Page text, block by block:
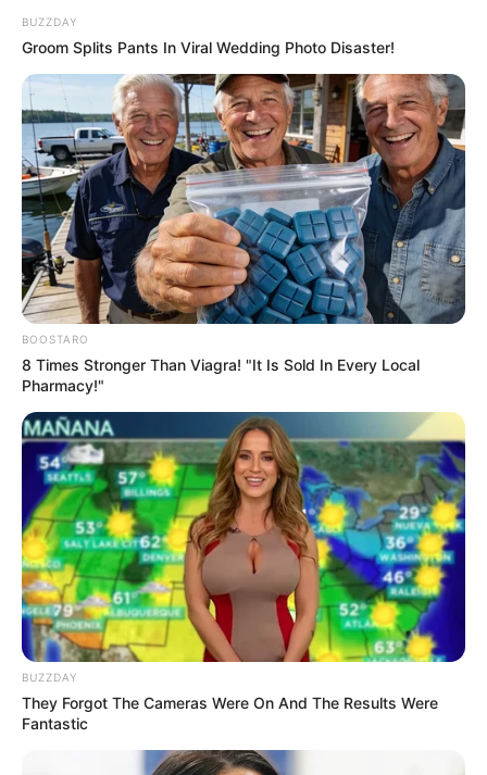
The Banker
BUZZDAY
Groom Splits Pants In Viral Wedding Photo Disaster!
BOOSTARO
8 Times Stronger Than Viagra! "It Is Sold In Every Local
Pharmacy!"
BUZZDAY
They Forgot The Cameras Were On And The Results Were
Fantastic